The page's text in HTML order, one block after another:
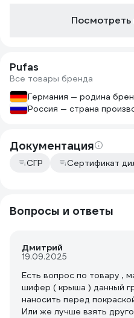
Посмотреть
Pufas
Все товары бренда
Германия — родина
Россия — страна
Документация
СГР Сертификат
Вопросы и ответы
Дмитрий
19.09.2025
Есть вопрос по товару ,
шифер ( крыша ) данный
наносить перед
Или же лучше взять